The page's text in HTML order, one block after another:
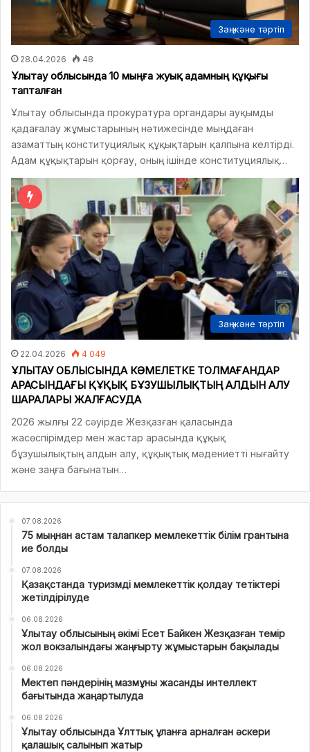
Заң және тәртіп
28.04.2026 48
Ұлытау облысында 10 мыңға жуық адамның құқығы
тапталған
Ұлытау облысында прокуратура органдары ауқымды
қадағалау жұмыстарының нәтижесінде мыңдаған
азаматтың конституциялық құқықтарын қалпына келтірді.
Адам құқықтарын қорғау, оның ішінде конституциялық…
Заң және тәртіп
22.04.2026 4 049
ҰЛЫТАУ ОБЛЫСЫНДА КӘМЕЛЕТКЕ ТОЛМАҒАНДАР
АРАСЫНДАҒЫ ҚҰҚЫҚ БҰЗУШЫЛЫҚТЫҢ АЛДЫН АЛУ
ШАРАЛАРЫ ЖАЛҒАСУДА ⠀
2026 жылғы 22 сәуірде Жезқазған қаласында
жасөспірімдер мен жастар арасында құқық
бұзушылықтың алдын алу, құқықтық мәдениетті нығайту
және заңға бағынатын…
07.08.2026
75 мыңнан астам талапкер мемлекеттік білім грантына
ие болды
07.08.2026
Қазақстанда туризмді мемлекеттік қолдау тетіктері
жетілдірілуде
06.08.2026
Ұлытау облысының әкімі Есет Байкен Жезқазған темір
жол вокзалындағы жаңғырту жұмыстарын бақылады
06.08.2026
Мектеп пәндерінің мазмұны жасанды интеллект
бағытында жаңартылуда
06.08.2026
Ұлытау облысында Ұлттық ұланға арналған әскери
қалашық салынып жатыр